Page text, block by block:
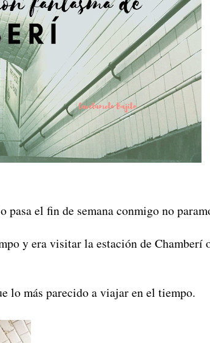
el fin de semana conmigo no
y era visitar la estación de Chamberí
lo más parecido a viajar en el tiempo.